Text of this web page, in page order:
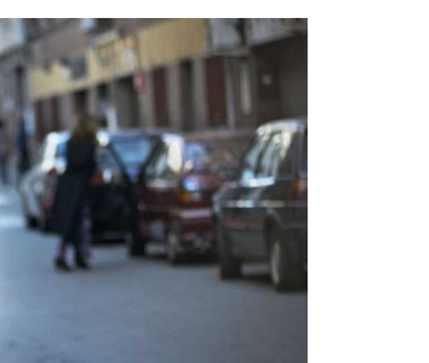
Configurar